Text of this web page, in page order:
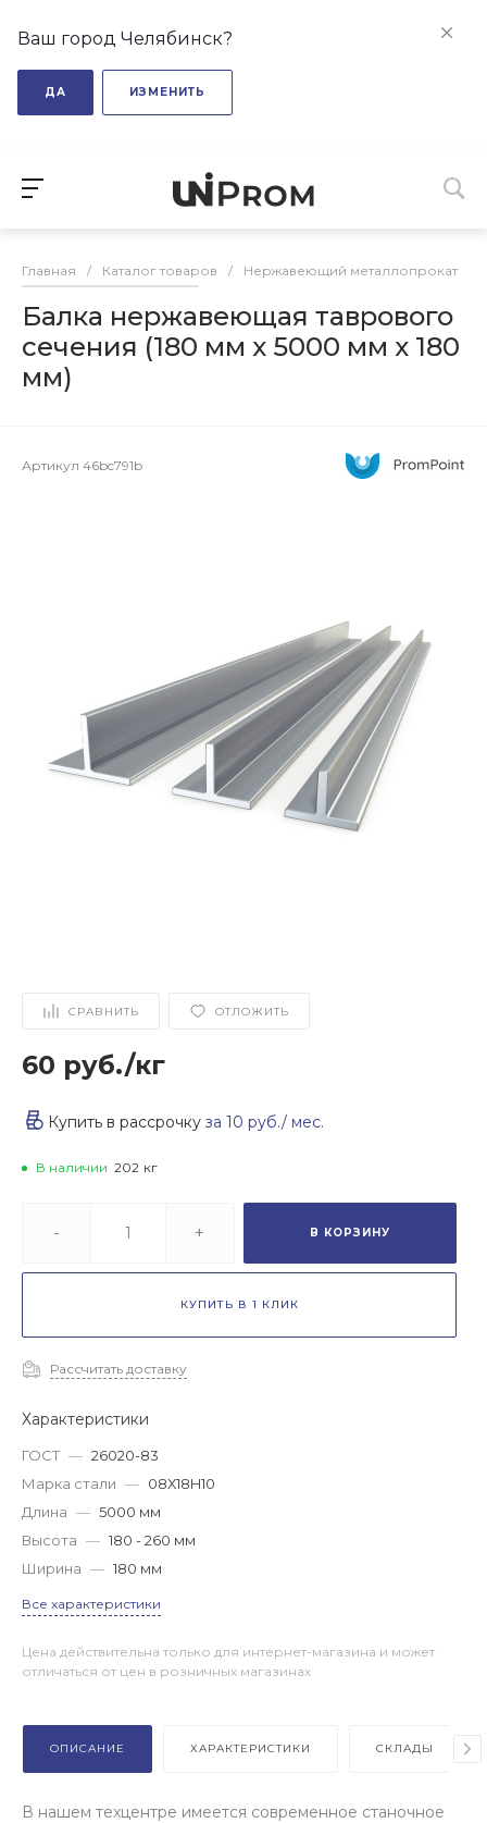
Ваш город Челябинск?
ДА ИЗМЕНИТЬ
Главная / Каталог товаров / Нержавеющий металлопрокат
Балка нержавеющая таврового
сечения (180 мм х 5000 мм х 180
мм)
Артикул 46bc791b
СРАВНИТЬ ОТЛОЖИТЬ
60 руб./кг
Купить в рассрочку за 10 руб./ мес.
В наличии 202 кг
- + В КОРЗИНУ
КУПИТЬ В 1 КЛИК
Рассчитать доставку
Характеристики
ГОСТ — 26020-83
Марка стали — 08Х18H10
Длина — 5000 мм
Высота — 180 - 260 мм
Ширина — 180 мм
Все характеристики
Цена действительна только для интернет-магазина и может
отличаться от цен в розничных магазинах
ОПИСАНИЕ ХАРАКТЕРИСТИКИ СКЛАДЫ
В нашем техцентре имеется современное станочное